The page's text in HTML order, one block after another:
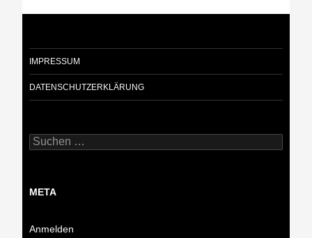
IMPRESSUM
DATENSCHUTZERKLÄRUNG
Suchen
nach:
META
Anmelden